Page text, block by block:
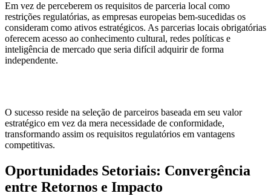
Em vez de perceberem os requisitos de parceria local como
restrições regulatórias, as empresas europeias bem-sucedidas os
consideram como ativos estratégicos. As parcerias locais obrigatórias
oferecem acesso ao conhecimento cultural, redes políticas e
inteligência de mercado que seria difícil adquirir de forma
independente.
O sucesso reside na seleção de parceiros baseada em seu valor
estratégico em vez da mera necessidade de conformidade,
transformando assim os requisitos regulatórios em vantagens
competitivas.
Oportunidades Setoriais: Convergência
entre Retornos e Impacto